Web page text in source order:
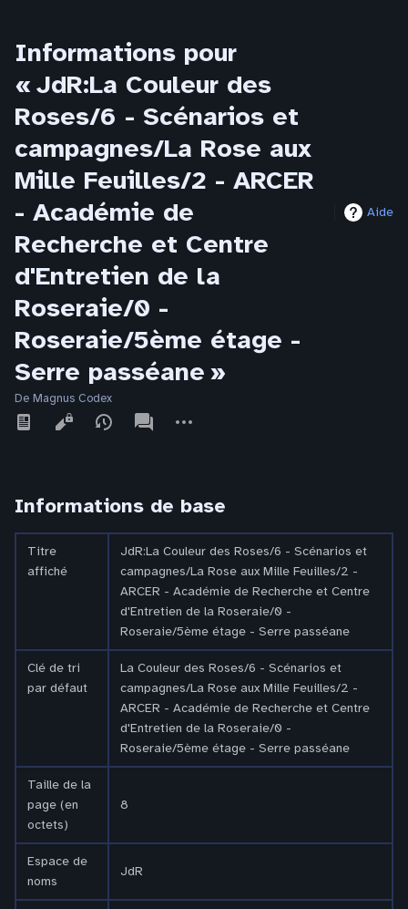
Informations pour
« JdR:La Couleur des
Roses/6 - Scénarios et
campagnes/La Rose aux
Mille Feuilles/2 - ARCER
- Académie de
Recherche et Centre
d'Entretien de la
Roseraie/0 -
Roseraie/5ème étage -
Serre passéane »
Aide
De Magnus Codex
Affichages
associated-
pages
actions
Informations de base
Titre
affiché
JdR:La Couleur des Roses/6 - Scénarios et
campagnes/La Rose aux Mille Feuilles/2 -
ARCER - Académie de Recherche et Centre
d'Entretien de la Roseraie/0 -
Roseraie/5ème étage - Serre passéane
Clé de tri
par défaut
La Couleur des Roses/6 - Scénarios et
campagnes/La Rose aux Mille Feuilles/2 -
ARCER - Académie de Recherche et Centre
d'Entretien de la Roseraie/0 -
Roseraie/5ème étage - Serre passéane
Taille de la
page (en
octets)
8
Espace de
noms
JdR